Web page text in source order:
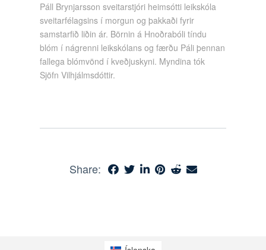
Páll Brynjarsson sveitarstjóri heimsótti leikskóla
sveitarfélagsins í morgun og þakkaði fyrir
samstarfið liðin ár. Börnin á Hnoðrabóli tíndu
blóm í nágrenni leikskólans og færðu Páli þennan
fallega blómvönd í kveðjuskyni. Myndina tók
Sjöfn Vilhjálmsdóttir.
Share: